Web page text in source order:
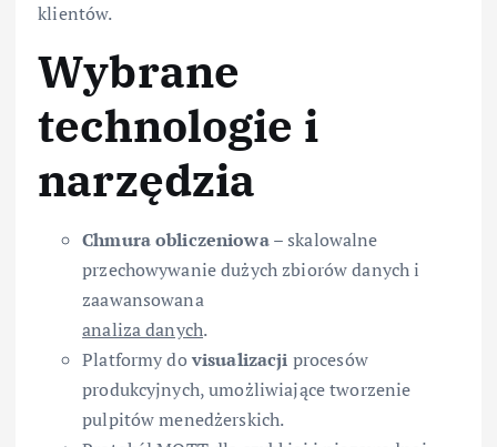
klientów.
Wybrane
technologie i
narzędzia
Chmura obliczeniowa– skalowalne
przechowywanie dużych zbiorów danych i
zaawansowana
analiza danych.
Platformy dovisualizacji procesów
produkcyjnych, umożliwiające tworzenie
pulpitów menedżerskich.